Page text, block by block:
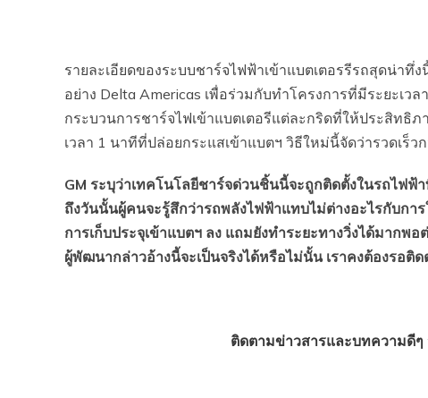
รายละเอียดของระบบชาร์จไฟฟ้าเข้าแบตเตอรรีรถสุดน่า
อย่าง Delta Americas เพื่อร่วมกับทำโครงการที่มีระยะเ
กระบวนการชาร์จไฟเข้าแบตเตอรีแต่ละกริดที่ให้ประสิทธิ
เวลา 1 นาทีที่ปล่อยกระแสเข้าแบตฯ วิธีใหม่นี้จัดว่ารวดเร็ว
GM ระบุว่าเทคโนโลยีชาร์จด่วนชิ้นนี้จะถูกติดตั้งในรถไฟฟ้
ถึงวันนั้นผู้คนจะรู้สึกว่ารถพลังไฟฟ้าแทบไม่ต่างอะไรกับกา
การเก็บประจุเข้าแบตฯ ลง แถมยังทำระยะทางวิ่งได้มากพ
ผู้พัฒนากล่าวอ้างนี้จะเป็นจริงได้หรือไม่นั้น เราคงต้องรอติ
ติดตามข่าวสารและบทความดีๆ